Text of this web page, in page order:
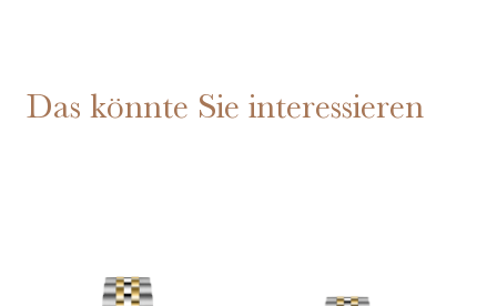
Das könnte Sie interessieren